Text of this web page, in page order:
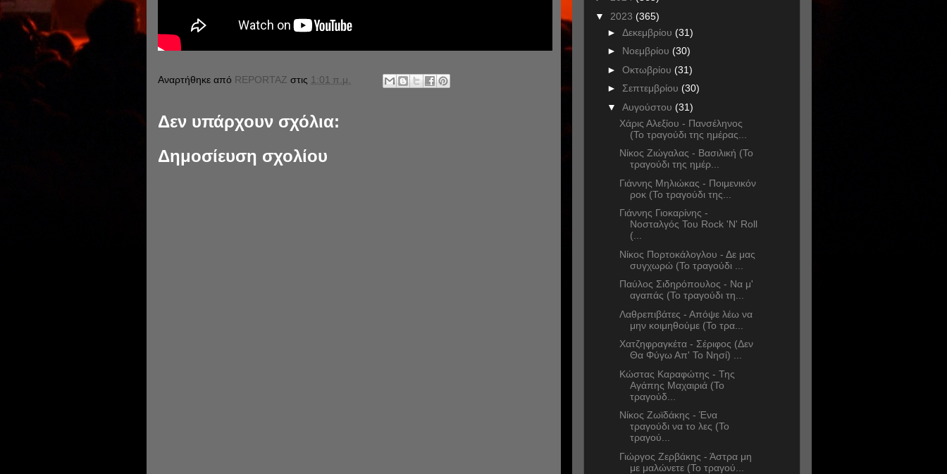
Αναρτήθηκε από REPORTAZ στις 1:01 π.μ.
Δεν υπάρχουν σχόλια:
Δημοσίευση σχολίου
▼ 2023 (365)
► Δεκεμβρίου (31)
► Νοεμβρίου (30)
► Οκτωβρίου (31)
► Σεπτεμβρίου (30)
▼ Αυγούστου (31)
Χάρις Αλεξίου - Πανσέληνος
(Το τραγούδι της ημέρας...
Νίκος Ζιώγαλας - Βασιλική (Το
τραγούδι της ημέρ...
Γιάννης Μηλιώκας - Ποιμενικόν
ροκ (Το τραγούδι της...
Γιάννης Γιοκαρίνης -
Νοσταλγός Του Rock 'N' Roll
(...
Νίκος Πορτοκάλογλου - Δε μας
συγχωρώ (Το τραγούδι ...
Παύλος Σιδηρόπουλος - Να μ'
αγαπάς (Το τραγούδι τη...
Λαθρεπιβάτες - Απόψε λέω να
μην κοιμηθούμε (Το τρα...
Χατζηφραγκέτα - Σέριφος (Δεν
Θα Φύγω Απ' Το Νησί) ...
Κώστας Καραφώτης - Της
Αγάπης Μαχαιριά (Το
τραγούδ...
Νίκος Ζωϊδάκης - Ένα
τραγούδι να το λες (Το
τραγού...
Γιώργος Ζερβάκης - Άστρα μη
με μαλώνετε (Το τραγού...